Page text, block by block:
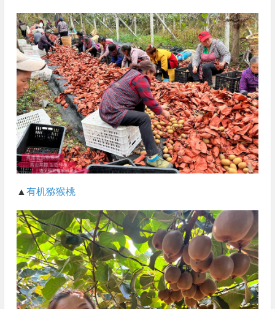
▲ 有机猕猴桃